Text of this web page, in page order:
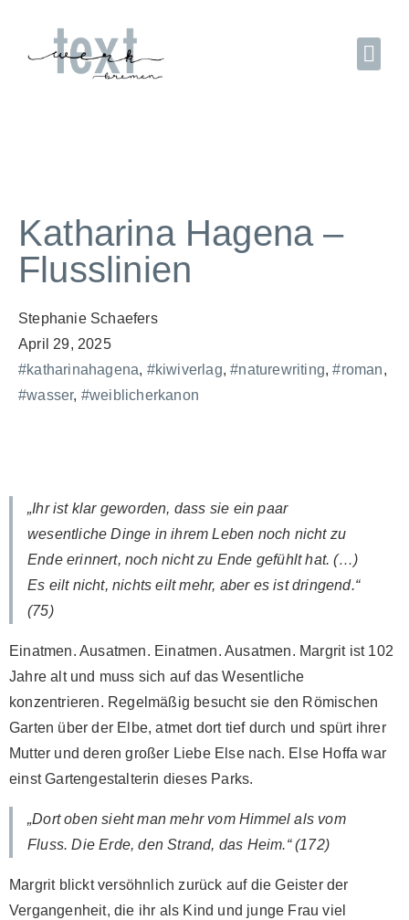
Katharina Hagena –
Flusslinien
Stephanie Schaefers
April 29, 2025
#katharinahagena, #kiwiverlag,#naturewriting,#roman,
#wasser, #weiblicherkanon
„Ihr ist klar geworden, dass sie ein paar
wesentliche Dinge in ihrem Leben noch nicht zu
Ende erinnert, noch nicht zu Ende gefühlt hat. (…)
Es eilt nicht, nichts eilt mehr, aber es ist dringend.“
(75)
Einatmen. Ausatmen. Einatmen. Ausatmen. Margrit ist 102
Jahre alt und muss sich auf das Wesentliche
konzentrieren. Regelmäßig besucht sie den Römischen
Garten über der Elbe, atmet dort tief durch und spürt ihrer
Mutter und deren großer Liebe Else nach. Else Hoffa war
einst Gartengestalterin dieses Parks.
„Dort oben sieht man mehr vom Himmel als vom
Fluss. Die Erde, den Strand, das Heim.“ (172)
Margrit blickt versöhnlich zurück auf die Geister der
Vergangenheit, die ihr als Kind und junge Frau viel